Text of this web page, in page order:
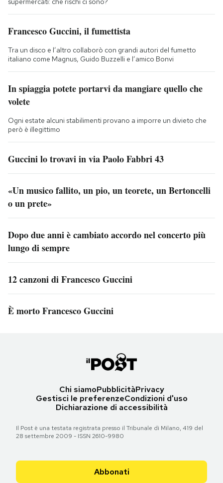
Francesco Guccini, il fumettista
Tra un disco e l’altro collaborò con grandi autori del fumetto
italiano come Magnus, Guido Buzzelli e l’amico Bonvi
In spiaggia potete portarvi da mangiare quello che
volete
Ogni estate alcuni stabilimenti provano a imporre un divieto che
però è illegittimo
Guccini lo trovavi in via Paolo Fabbri 43
«Un musico fallito, un pio, un teorete, un Bertoncelli
o un prete»
Dopo due anni è cambiato accordo nel concerto più
lungo di sempre
12 canzoni di Francesco Guccini
È morto Francesco Guccini
Chi siamoPubblicitàPrivacy
Gestisci le preferenzeCondizioni d'uso
Dichiarazione di accessibilità
Il Post è una testata registrata presso il Tribunale di Milano, 419 del
28 settembre 2009 - ISSN 2610-9980
Abbonati